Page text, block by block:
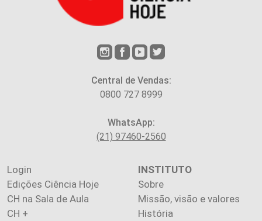
Central de Vendas:
0800 727 8999
WhatsApp:
(21) 97460-2560
Login
Edições Ciência Hoje
CH na Sala de Aula
CH +
INSTITUTO
Sobre
Missão, visão e valores
História